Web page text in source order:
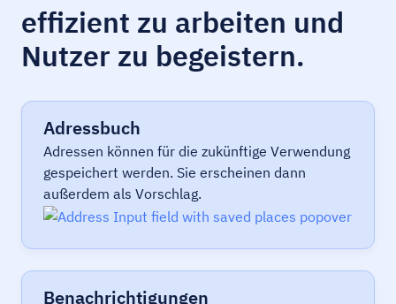
effizient zu arbeiten und
Nutzer zu begeistern.
Adressbuch
Adressen können für die zukünftige Verwendung
gespeichert werden. Sie erscheinen dann
außerdem als Vorschlag.
Benachrichtigungen